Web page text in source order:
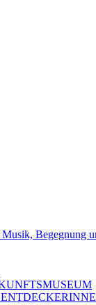
Begegnung